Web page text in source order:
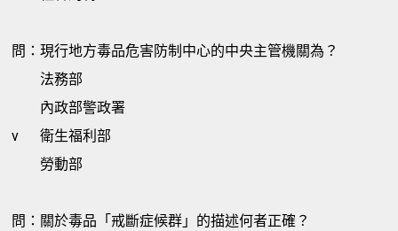
問：現行地方毒品危害防制中心的中央主管機關為？
法務部
內政部警政署
v
衛生福利部
勞動部
問：關於毒品「戒斷症候群」的描述何者正確？